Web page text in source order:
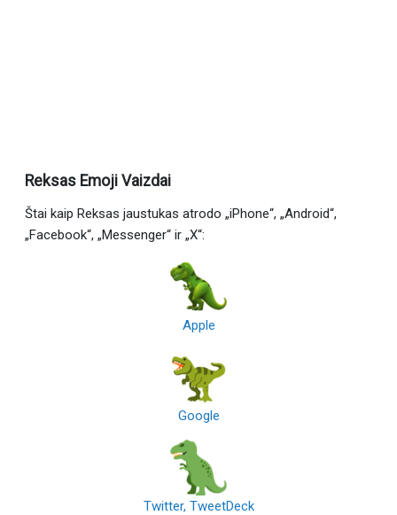
Reksas Emoji Vaizdai
Štai kaip Reksas jaustukas atrodo „iPhone“, „Android“,
„Facebook“, „Messenger“ ir „X“:
Apple
Google
Twitter, TweetDeck